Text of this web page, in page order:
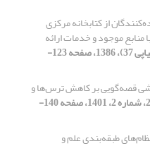
از کتابخانه مرکزی
منابع موجود و خدمات ارائه
[دوره 10، شماره 1 (پیاپی 37)، 1386، صفحه 123-
قصه‌گویی بر کاهش ترس‌ها و
[دوره 25، شماره 2، 1401، صفحه 140-
طبقه‌بندی علم و